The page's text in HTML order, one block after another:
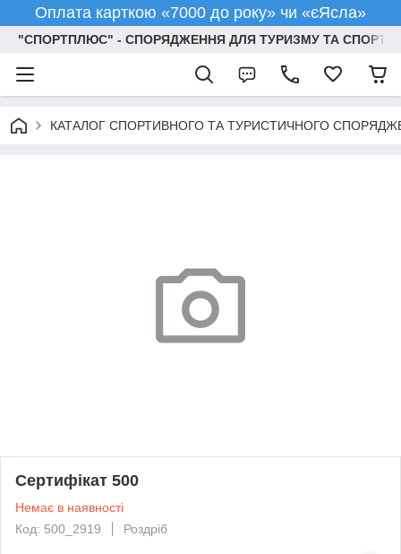
Оплата карткою «7000 до року» чи «єЯсла»
"СПОРТПЛЮС" - СПОРЯДЖЕННЯ ДЛЯ ТУРИЗМУ ТА СПОРТУ
КАТАЛОГ СПОРТИВНОГО ТА ТУРИСТИЧНОГО
Сертифікат 500
Немає в наявності
Код: 500_2919
Роздріб